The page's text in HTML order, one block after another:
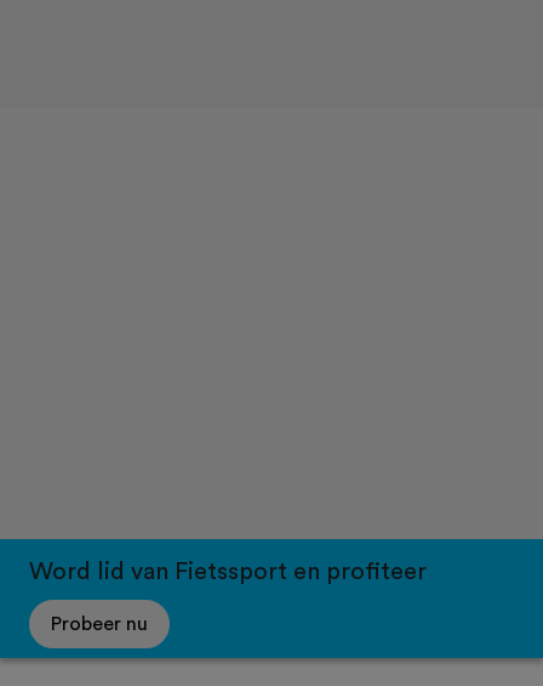
Word lid van Fietssport en profiteer
Probeer nu